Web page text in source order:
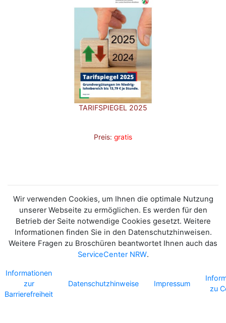
TARIFSPIEGEL 2025
Preis: gratis
Wir verwenden Cookies, um Ihnen die optimale Nutzung
unserer Webseite zu ermöglichen. Es werden für den
Betrieb der Seite notwendige Cookies gesetzt. Weitere
Informationen finden Sie in den Datenschutzhinweisen.
Weitere Fragen zu Broschüren beantwortet Ihnen auch das
ServiceCenter NRW.
Informationen
zur
Barrierefreiheit
Datenschutzhinweise Impressum
zu